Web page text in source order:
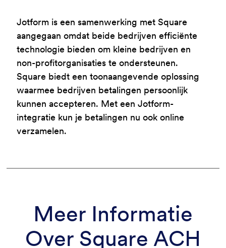
Jotform is een samenwerking met Square
aangegaan omdat beide bedrijven efficiënte
technologie bieden om kleine bedrijven en
non-profitorganisaties te ondersteunen.
Square biedt een toonaangevende oplossing
waarmee bedrijven betalingen persoonlijk
kunnen accepteren. Met een Jotform-
integratie kun je betalingen nu ook online
verzamelen.
Meer Informatie
Over Square ACH